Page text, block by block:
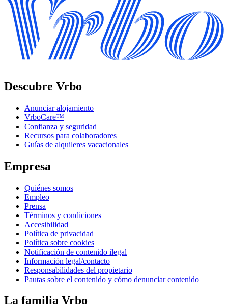
Descubre Vrbo
Anunciar alojamiento
VrboCare™
Confianza y seguridad
Recursos para colaboradores
Guías de alquileres vacacionales
Empresa
Quiénes somos
Empleo
Prensa
Términos y condiciones
Accesibilidad
Política de privacidad
Política sobre cookies
Notificación de contenido ilegal
Información legal/contacto
Responsabilidades del propietario
Pautas sobre el contenido y cómo denunciar contenido
La familia Vrbo